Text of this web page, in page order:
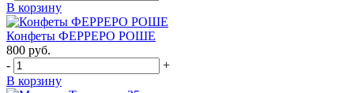
В корзину
Конфеты ФЕРРЕРО РОШЕ
800 руб.
-
+
В корзину